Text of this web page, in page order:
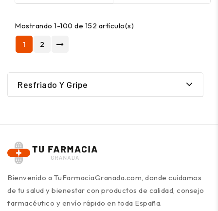
Mostrando 1-100 de 152 artículo(s)
1
2
Resfriado Y Gripe
Bienvenido a TuFarmaciaGranada.com, donde cuidamos
de tu salud y bienestar con productos de calidad, consejo
farmacéutico y envío rápido en toda España.